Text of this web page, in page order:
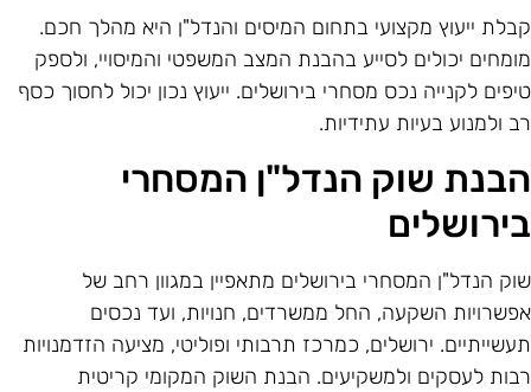
ייעוץ מקצועי בתחום המיסים והנדל"ן היא מהלך חכם.
יכולים לסייע בהבנת המצב המשפטי והמיסויי, ולספק
לקנייה נכס מסחרי בירושלים. ייעוץ נכון יכול לחסוך כסף
ולמנוע בעיות עתידיות.
שוק הנדל"ן המסחרי
הנדל"ן המסחרי בירושלים מתאפיין במגוון רחב של
השקעה, החל ממשרדים, חנויות, ועד נכסים
ירושלים, כמרכז תרבותי ופוליטי, מציעה הזדמנויות
לעסקים ולמשקיעים. הבנת השוק המקומי קריטית